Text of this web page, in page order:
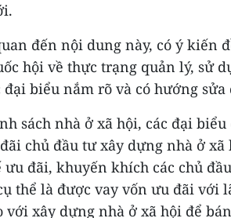
đến nội dung này, có ý kiến
hội về thực trạng quản lý, sử
đại biểu nắm rõ và có hướng
sách nhà ở xã hội, các đại
chủ đầu tư xây dựng nhà ở
ưu đãi, khuyến khích các chủ
thể là được vay vốn ưu đãi với
với xây dựng nhà ở xã hội để